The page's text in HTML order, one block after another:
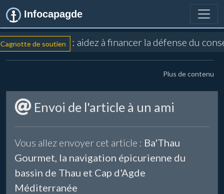
Infocapagde
de soutien : aidez à financer la défense du
Plus de contenu
Envoi de l'article à un ami
Vous allez envoyer cet article : Ba'Thau
Gourmet, la navigation épicurienne du
bassin de Thau et Cap d'Agde
Méditerranée